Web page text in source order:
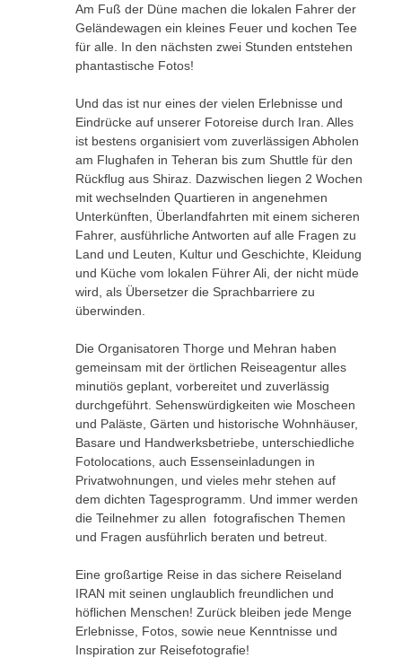
Am Fuß der Düne machen die lokalen Fahrer der
Geländewagen ein kleines Feuer und kochen Tee
für alle. In den nächsten zwei Stunden entstehen
phantastische Fotos!
Und das ist nur eines der vielen Erlebnisse und
Eindrücke auf unserer Fotoreise durch Iran. Alles
ist bestens organisiert vom zuverlässigen Abholen
am Flughafen in Teheran bis zum Shuttle für den
Rückflug aus Shiraz. Dazwischen liegen 2 Wochen
mit wechselnden Quartieren in angenehmen
Unterkünften, Überlandfahrten mit einem sicheren
Fahrer, ausführliche Antworten auf alle Fragen zu
Land und Leuten, Kultur und Geschichte, Kleidung
und Küche vom lokalen Führer Ali, der nicht müde
wird, als Übersetzer die Sprachbarriere zu
überwinden.
Die Organisatoren Thorge und Mehran haben
gemeinsam mit der örtlichen Reiseagentur alles
minutiös geplant, vorbereitet und zuverlässig
durchgeführt. Sehenswürdigkeiten wie Moscheen
und Paläste, Gärten und historische Wohnhäuser,
Basare und Handwerksbetriebe, unterschiedliche
Fotolocations, auch Essenseinladungen in
Privatwohnungen, und vieles mehr stehen auf
dem dichten Tagesprogramm. Und immer werden
die Teilnehmer zu allen fotografischen Themen
und Fragen ausführlich beraten und betreut.
Eine großartige Reise in das sichere Reiseland
IRAN mit seinen unglaublich freundlichen und
höflichen Menschen! Zurück bleiben jede Menge
Erlebnisse, Fotos, sowie neue Kenntnisse und
Inspiration zur Reisefotografie!